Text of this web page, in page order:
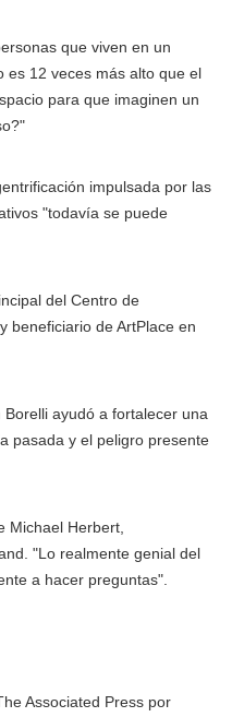
que viven en un
es 12 veces más alto que el
para que imaginen un
impulsada por las
"todavía se puede
del Centro de
beneficiario de ArtPlace en
ayudó a fortalecer una
pasada y el peligro presente
Michael Herbert,
"Lo realmente genial del
a hacer preguntas".
Associated Press por